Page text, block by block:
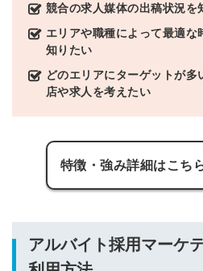
競合の求人媒体の出稿状況を
エリアや職種によって最適な
知りたい
どのエリアにターゲットが多
店や求人を考えたい
特徴・強み詳細はこち
アルバイト採用マーケ
要です。
簡単